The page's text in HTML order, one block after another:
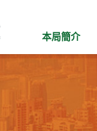
本局簡介